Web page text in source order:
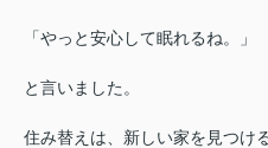
「やっと安心して眠れるね。」
と言いました。
住み替えは、新しい家を見つけ